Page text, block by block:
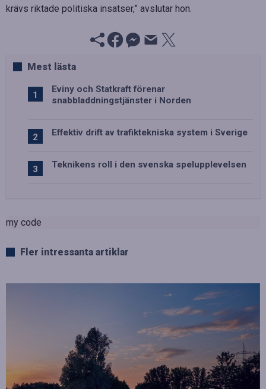
krävs riktade politiska insatser,” avslutar hon.
Mest lästa
Eviny och Statkraft förenar
snabbladdningstjänster i Norden
Effektiv drift av trafiktekniska system i Sverige
Teknikens roll i den svenska spelupplevelsen
my code
Fler intressanta artiklar